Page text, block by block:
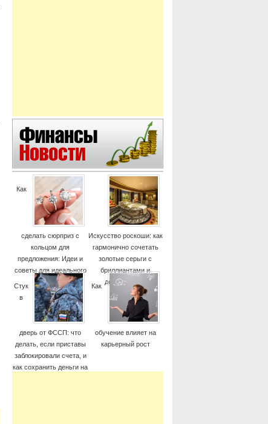
Как
сделать сюрприз с
кольцом для
предложения: Идеи и
советы для идеального
момента
Искусство роскоши: как
гармонично сочетать
золотые серьги с
бриллиантами и
дорогие часы
Стук
в
дверь от ФССП: что
делать, если приставы
заблокировали счета, и
как сохранить деньги на
Как
обучение влияет на
карьерный рост